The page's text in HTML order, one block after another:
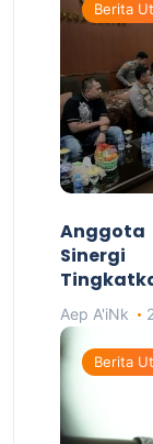
Berita
Anggota
Aep A'iNk
Berita